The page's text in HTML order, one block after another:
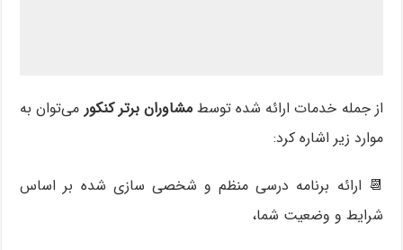
از جمله خدمات ارائه شده توسطمشاوران برتر کنکور می‌توان به
موارد زیر اشاره کرد:
📆 ارائه برنامه درسی منظم و شخصی سازی شده بر اساس
شرایط و وضعیت شما،